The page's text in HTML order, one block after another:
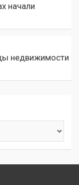
начали
недвижимости